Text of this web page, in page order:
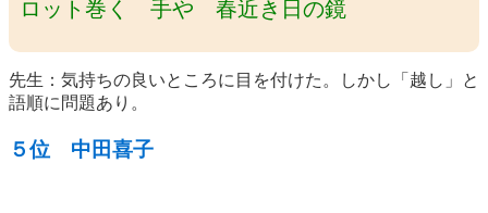
ロット巻く 手や 春近き日の鏡
先生：気持ちの良いところに目を付けた。しかし「越し」と
語順に問題あり。
５位 中田喜子